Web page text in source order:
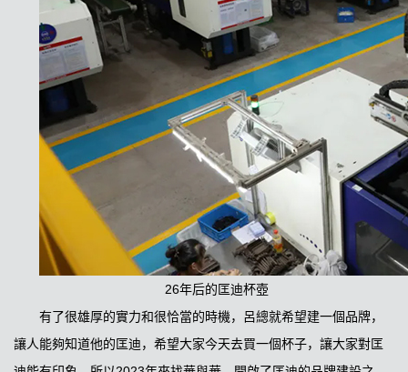
26年后的匡迪杯壺
有了很雄厚的實力和很恰當的時機，呂總就希望建一個品牌，
讓人能夠知道他的匡迪，希望大家今天去買一個杯子，讓大家對匡